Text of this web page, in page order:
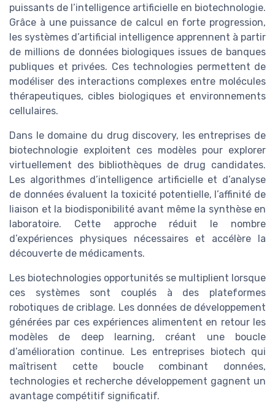
puissants de l’intelligence artificielle en biotechnologie.
Grâce à une puissance de calcul en forte progression,
les systèmes d’artificial intelligence apprennent à partir
de millions de données biologiques issues de banques
publiques et privées. Ces technologies permettent de
modéliser des interactions complexes entre molécules
thérapeutiques, cibles biologiques et environnements
cellulaires.
Dans le domaine du drug discovery, les entreprises de
biotechnologie exploitent ces modèles pour explorer
virtuellement des bibliothèques de drug candidates.
Les algorithmes d’intelligence artificielle et d’analyse
de données évaluent la toxicité potentielle, l’affinité de
liaison et la biodisponibilité avant même la synthèse en
laboratoire. Cette approche réduit le nombre
d’expériences physiques nécessaires et accélère la
découverte de médicaments.
Les biotechnologies opportunités se multiplient lorsque
ces systèmes sont couplés à des plateformes
robotiques de criblage. Les données de développement
générées par ces expériences alimentent en retour les
modèles de deep learning, créant une boucle
d’amélioration continue. Les entreprises biotech qui
maîtrisent cette boucle combinant données,
technologies et recherche développement gagnent un
avantage compétitif significatif.